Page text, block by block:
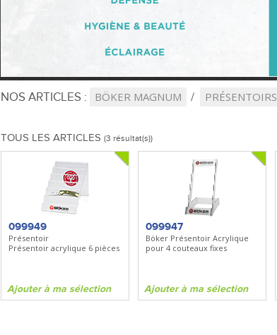
NOS ARTICLES : BÖKER MAGNUM PRÉSENTOIRS
TOUS LES ARTICLES (3 résultat(s))
099949
Présentoir
Présentoir acrylique 6 pièces
Ajouter à ma sélection
099947
Böker Présentoir Acrylique
pour 4 couteaux fixes
Ajouter à ma sélection